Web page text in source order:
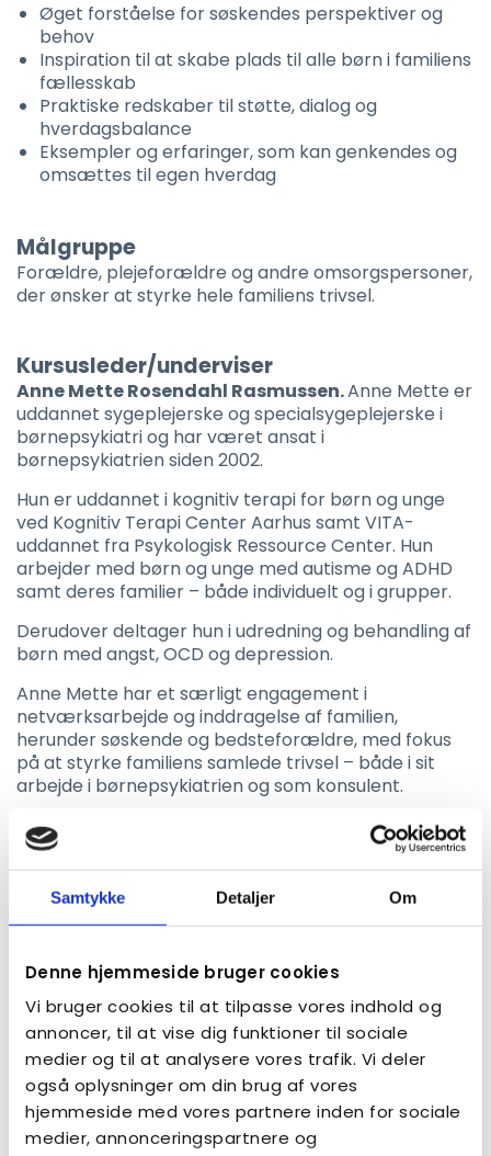
Samtykke Detaljer Om
Denne hjemmeside bruger cookies
Vi bruger cookies til at tilpasse vores indhold og
annoncer, til at vise dig funktioner til sociale
medier og til at analysere vores trafik. Vi deler
også oplysninger om din brug af vores
hjemmeside med vores partnere inden for sociale
medier, annonceringspartnere og
Øget forståelse for søskendes perspektiver og
behov
Inspiration til at skabe plads til alle børn i familiens
fællesskab
Praktiske redskaber til støtte, dialog og
hverdagsbalance
Eksempler og erfaringer, som kan genkendes og
omsættes til egen hverdag
Målgruppe
Forældre, plejeforældre og andre omsorgspersoner,
der ønsker at styrke hele familiens trivsel.
Kursusleder/underviser
Anne Mette Rosendahl Rasmussen.Anne Mette er
uddannet sygeplejerske og specialsygeplejerske i
børnepsykiatri og har været ansat i
børnepsykiatrien siden 2002.
Hun er uddannet i kognitiv terapi for børn og unge
ved Kognitiv Terapi Center Aarhus samt VITA-
uddannet fra Psykologisk Ressource Center. Hun
arbejder med børn og unge med autisme og ADHD
samt deres familier – både individuelt og i grupper.
Derudover deltager hun i udredning og behandling af
børn med angst, OCD og depression.
Anne Mette har et særligt engagement i
netværksarbejde og inddragelse af familien,
herunder søskende og bedsteforældre, med fokus
på at styrke familiens samlede trivsel – både i sit
arbejde i børnepsykiatrien og som konsulent.
Tid og sted
23. september 2026 kl. 15.30-17
Tilmeldingsfrist 23. september kl. 10
For medlemmer:
deltagergebyr)
For ikke-medlemmer:
413 kr. pr. deltager (399,- pr. deltager og 14,- i
deltagergebyr)